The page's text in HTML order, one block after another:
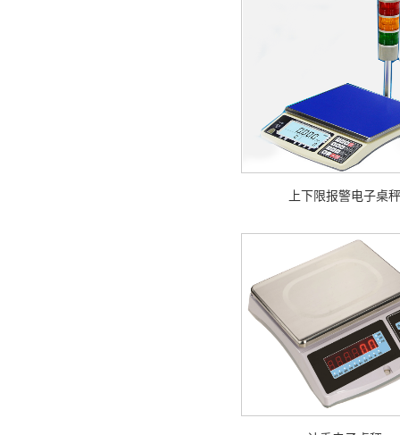
上下限报警电子桌秤